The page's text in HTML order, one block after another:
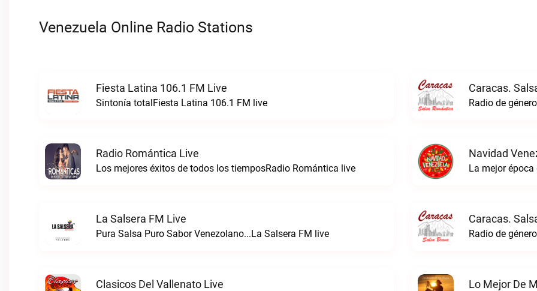
Venezuela Online Radio Stations
Fiesta Latina 106.1 FM Live
Sintonía totalFiesta Latina 106.1 FM live
Caracas.
Radio Romántica Live
Los mejores éxitos de todos los tiemposRadio Romántica live
Navidad
La mejor
La Salsera FM Live
Pura Salsa Puro Sabor Venezolano...La Salsera FM live
Caracas.
Clasicos Del Vallenato Live Lo Mejor De